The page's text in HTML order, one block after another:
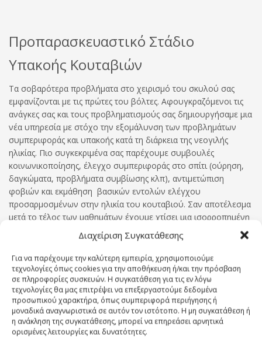
Διαχείριση Συγκατάθεσης
Για να παρέχουμε την καλύτερη εμπειρία, χρησιμοποιούμε
τεχνολογίες όπως cookies για την αποθήκευση ή/και την πρόσβαση
σε πληροφορίες συσκευών. Η συγκατάθεση για τις εν λόγω
τεχνολογίες θα μας επιτρέψει να επεξεργαστούμε δεδομένα
προσωπικού χαρακτήρα, όπως συμπεριφορά περιήγησης ή
μοναδικά αναγνωριστικά σε αυτόν τον ιστότοπο. Η μη συγκατάθεση ή
η ανάκληση της συγκατάθεσης, μπορεί να επηρεάσει αρνητικά
ορισμένες λειτουργίες και δυνατότητες.
Προπαρασκευαστικό Στάδιο
Υπακοής Κουταβιών
Τα σοβαρότερα προβλήματα στο χειρισμό του σκυλού σας
εμφανίζονται με τις πρώτες του βόλτες. Αφουγκραζόμενοι τις
ανάγκες σας και τους προβληματισμούς σας δημιουργήσαμε μια
νέα υπηρεσία με στόχο την εξομάλυνση των προβλημάτων
συμπεριφοράς και υπακοής κατά τη διάρκεια της νεογιλής
ηλικίας. Πιο συγκεκριμένα σας παρέχουμε συμβουλές
κοινωνικοποίησης, έλεγχο συμπεριφοράς στο σπίτι (ούρηση,
δαγκώματα, προβλήματα συμβίωσης κλπ), αντιμετώπιση
φοβιών και εκμάθηση βασικών εντολών ελέγχου
προσαρμοσμένων στην ηλικία του κουταβιού. Σαν αποτέλεσμα
μετά το τέλος των μαθημάτων έχουμε χτίσει μια ισορροπημένη
σχέση σκύλου-ιδιοκτήτη , έχουμε αναπτύξει τις δεξιότητες του
σκύλου για συνεργασία και έχουν μπει οι βάσεις για το
επόμενο σχολείο της βασικής υπακοής. Αξίζει να σημειωθεί ότι
οι πελάτες μας που επιλέγουν αυτή την υπηρεσία
απολαμβάνουν 40% έκπτωση στο επόμενο σχολείο της
βασικής υπακοής.